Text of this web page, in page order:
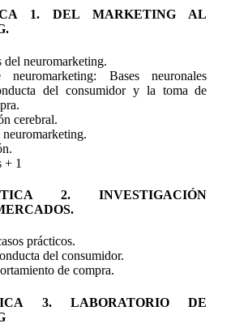
1. DEL MARKETING AL
del neuromarketing.
neuromarketing: Bases neuronales
del consumidor y la toma de
cerebral.
+ 1
2. INVESTIGACIÓN
prácticos.
del consumidor.
de compra.
3. LABORATORIO DE